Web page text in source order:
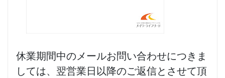
休業期間中のメールお問い合わせにつきま
しては、翌営業日以降のご返信とさせて頂